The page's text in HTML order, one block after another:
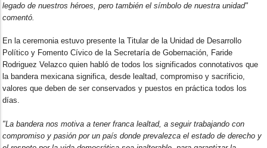
legado de nuestros héroes, pero también el símbolo de nuestra unidad"
comentó.
En la ceremonia estuvo presente la Titular de la Unidad de Desarrollo
Político y Fomento Cívico de la Secretaría de Gobernación, Faride
Rodriguez Velazco quien habló de todos los significados connotativos que
la bandera mexicana significa, desde lealtad, compromiso y sacrificio,
valores que deben de ser conservados y puestos en práctica todos los
días.
"La bandera nos motiva a tener franca lealtad, a seguir trabajando con
compromiso y pasión por un país donde prevalezca el estado de derecho y